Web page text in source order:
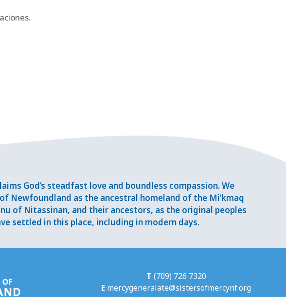
God’s steadfast love and boundless compassion. We
Newfoundland as the ancestral homeland of the Mi’kmaq
of Nitassinan, and their ancestors, as the original peoples
settled in this place, including in modern days.
T (709) 726 7320
E mercygeneralate@sistersofmercynf.org